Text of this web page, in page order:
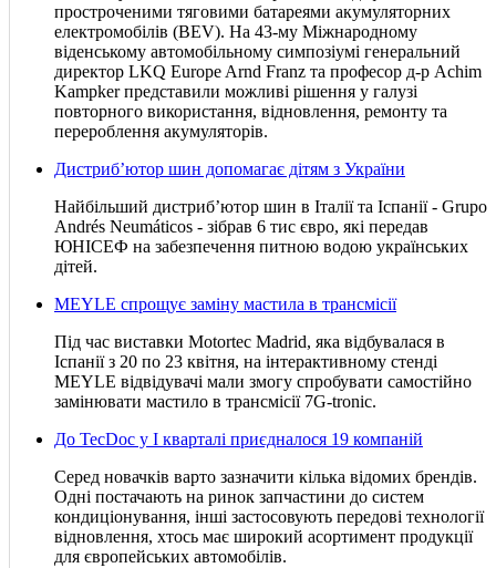
простроченими тяговими батареями акумуляторних
електромобілів (BEV). На 43-му Міжнародному
віденському автомобільному симпозіумі генеральний
директор LKQ Europe Arnd Franz та професор д-р Achim
Kampker представили можливі рішення у галузі
повторного використання, відновлення, ремонту та
перероблення акумуляторів.
Дистриб’ютор шин допомагає дітям з України
Найбільший дистриб’ютор шин в Італії та Іспанії - Grupo
Andrés Neumáticos - зібрав 6 тис євро, які передав
ЮНІСЕФ на забезпечення питною водою українських
дітей.
MEYLE спрощує заміну мастила в трансмісії
Під час виставки Motortec Madrid, яка відбувалася в
Іспанії з 20 по 23 квітня, на інтерактивному стенді
MEYLE відвідувачі мали змогу спробувати самостійно
замінювати мастило в трансмісії 7G-tronic.
До TecDoc у І кварталі приєдналося 19 компаній
Серед новачків варто зазначити кілька відомих брендів.
Одні постачають на ринок запчастини до систем
кондиціонування, інші застосовують передові технології
відновлення, хтось має широкий асортимент продукції
для європейських автомобілів.